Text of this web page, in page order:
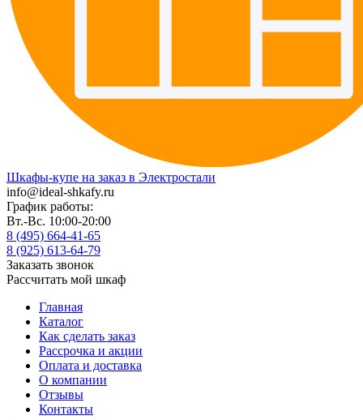
Шкафы-купе на заказ в Электростали
info@ideal-shkafy.ru
График работы:
Вт.-Вс. 10:00-20:00
8 (495) 664-41-65
8 (925) 613-64-79
Заказать звонок
Рассчитать мой шкаф
Главная
Каталог
Как сделать заказ
Рассрочка и акции
Оплата и доставка
О компании
Отзывы
Контакты